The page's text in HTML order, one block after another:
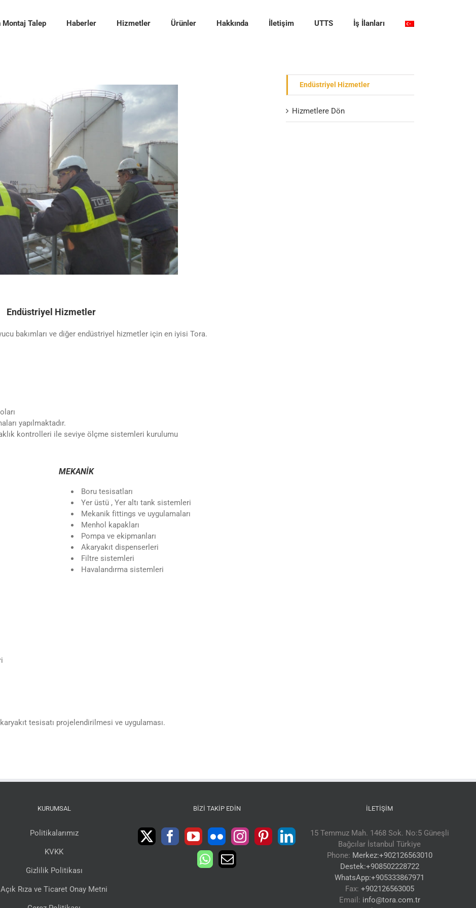
Montaj Talep Haberler Hizmetler Ürünler Hakkında İletişim UTTS İş İlanları
Endüstriyel Hizmetler
bakımları ve diğer endüstriyel hizmetler için en iyisi Tora.
yapılmaktadır.
kontrolleri ile seviye ölçme sistemleri kurulumu
MEKANİK
Boru tesisatları
Yer üstü , Yer altı tank sistemleri
Mekanik fittings ve uygulamaları
Menhol kapakları
Pompa ve ekipmanları
Akaryakıt dispenserleri
Filtre sistemleri
Havalandırma sistemleri
tesisatı projelendirilmesi ve uygulaması.
Endüstriyel Hizmetler
Hizmetlere Dön
KURUMSAL
Politikalarımız
KVKK
Gizlilik Politikası
Açık Rıza ve Ticaret Onay Metni
BIZI TAKIP EDIN İLETIŞIM
15 Temmuz Mah. 1468 Sok. No:5 Güneşli
Bağcılar İstanbul Türkiye
Phone: Merkez:+902126563010
Destek:+908502228722
WhatsApp:+905333867971
Fax: +902126563005
Email: info@tora.com.tr